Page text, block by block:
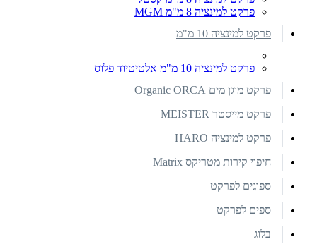
פרקט למינציה 8 מ"מ MGM
פרקט למינציה 10 מ"מ
פרקט למינציה 10 מ"מ אלטיטיוד פלוס
פרקט מוגן מים Organic ORCA
פרקט מייסטר MEISTER
פרקט למינציה HARO
חיפוי קירות מטריקס Matrix
ספוגים לפרקט
ספים לפרקט
בלוג